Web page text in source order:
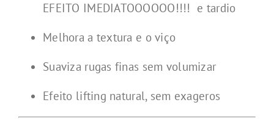
EFEITO IMEDIATOOOOOO!!!! e tardio
Melhora a textura e o viço
Suaviza rugas finas sem volumizar
Efeito lifting natural, sem exageros